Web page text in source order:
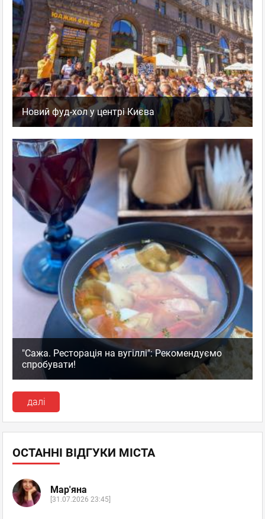
Новий фуд-хол у центрі Києва
"Сажа. Ресторація на вугіллі": Рекомендуємо
спробувати!
далі
ОСТАННІ ВІДГУКИ МІСТА
Мар'яна
[31.07.2026 23:45]